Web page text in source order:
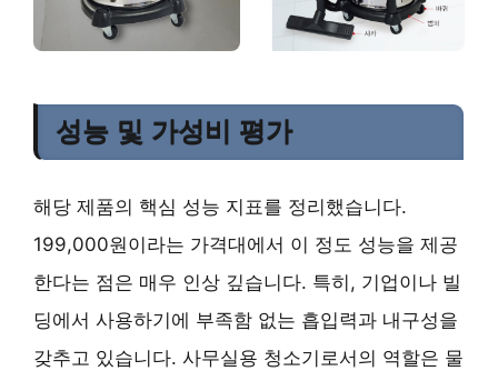
성능 및 가성비 평가
해당 제품의 핵심 성능 지표를 정리했습니다.
199,000원이라는 가격대에서 이 정도 성능을 제공
한다는 점은 매우 인상 깊습니다. 특히, 기업이나 빌
딩에서 사용하기에 부족함 없는 흡입력과 내구성을
갖추고 있습니다. 사무실용 청소기로서의 역할은 물